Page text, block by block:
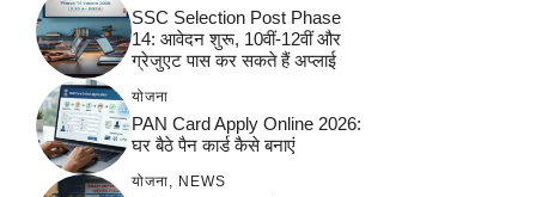
SSC Selection Post Phase
14: आवेदन शुरू, 10वीं-12वीं और
ग्रेजुएट पास कर सकते हैं अप्लाई
योजना
PAN Card Apply Online 2026:
घर बैठे पैन कार्ड कैसे बनाएं
योजना, NEWS